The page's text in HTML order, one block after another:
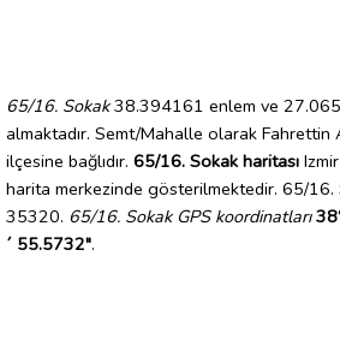
65/16. Sokak38.394161 enlem ve
almaktadır. Semt/Mahalle olarak
ilçesine bağlıdır. 65/16. Sokak haritası
harita merkezinde gösterilmektedir. 65/
35320. 65/16. Sokak GPS koordinatları
´ 55.5732".